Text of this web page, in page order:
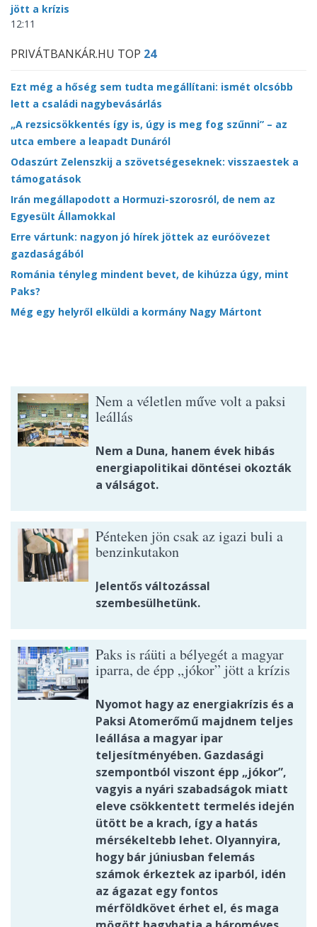
jött a krízis
12:11
PRIVÁTBANKÁR.HU TOP 24
Ezt még a hőség sem tudta megállítani: ismét olcsóbb
lett a családi nagybevásárlás
„A rezsicsökkentés így is, úgy is meg fog szűnni” – az
utca embere a leapadt Dunáról
Odaszúrt Zelenszkij a szövetségeseknek: visszaestek a
támogatások
Irán megállapodott a Hormuzi-szorosról, de nem az
Egyesült Államokkal
Erre vártunk: nagyon jó hírek jöttek az euróövezet
gazdaságából
Románia tényleg mindent bevet, de kihúzza úgy, mint
Paks?
Még egy helyről elküldi a kormány Nagy Mártont
Nem a véletlen műve volt a paksi
leállás
Nem a Duna, hanem évek hibás
energiapolitikai döntései okozták
a válságot.
Pénteken jön csak az igazi buli a
benzinkutakon
Jelentős változással
szembesülhetünk.
Paks is ráüti a bélyegét a magyar
iparra, de épp „jókor” jött a krízis
Nyomot hagy az energiakrízis és a
Paksi Atomerőmű majdnem teljes
leállása a magyar ipar
teljesítményében. Gazdasági
szempontból viszont épp „jókor”,
vagyis a nyári szabadságok miatt
eleve csökkentett termelés idején
ütött be a krach, így a hatás
mérsékeltebb lehet. Olyannyira,
hogy bár júniusban felemás
számok érkeztek az iparból, idén
az ágazat egy fontos
mérföldkövet érhet el, és maga